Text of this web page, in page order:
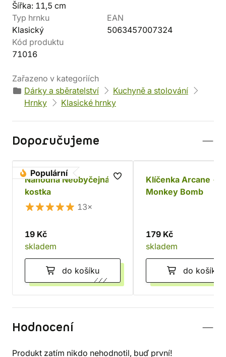
Šířka: 11,5 cm
Typ hrnku
Klasický
EAN
5063457007324
Kód produktu
71016
Zařazeno v kategoriích
Dárky a sběratelství
Kuchyně a stolování
Hrnky
Klasické hrnky
Doporučujeme
Populární
Náhodná Neobyčejná
kostka
13×
19 Kč
skladem
do košíku
Klíčenka Arcane -
Monkey Bomb
179 Kč
skladem
do košíku
Hodnocení
Produkt zatím nikdo nehodnotil, buď první!